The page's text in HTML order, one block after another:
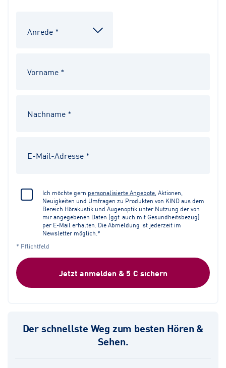
Ich möchte gern personalisierte Angebote, Aktionen,
Neuigkeiten und Umfragen zu Produkten von KIND aus dem
Bereich Hörakustik und Augenoptik unter Nutzung der von
mir angegebenen Daten (ggf. auch mit Gesundheitsbezug)
per E-Mail erhalten. Die Abmeldung ist jederzeit im
Newsletter möglich.*
* Pflichtfeld
Jetzt anmelden & 5 € sichern
Der schnellste Weg zum besten Hören &
Sehen.